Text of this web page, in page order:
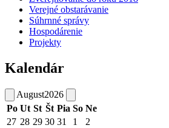
Verejné obstarávanie
Súhrnné správy
Hospodárenie
Projekty
Kalendár
August2026
Po Ut St Št Pia So Ne
27 28 29 30 31 1
2